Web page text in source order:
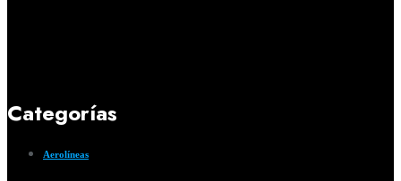
Categorías
Aerolíneas